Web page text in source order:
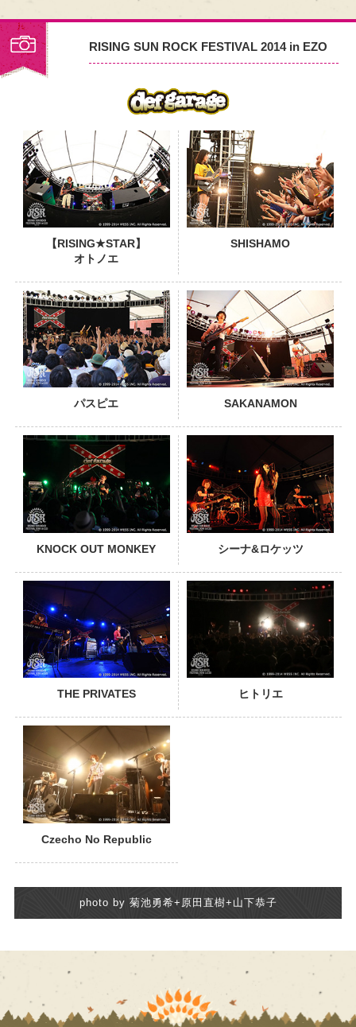
RISING SUN ROCK FESTIVAL 2014 in EZO
【RISING★STAR】
オトノエ
SHISHAMO
PHOTO
パスピエ SAKANAMON
PHOTO
KNOCK OUT MONKEY シーナ&ロケッツ
PHOTO
THE PRIVATES ヒトリエ
PHOTO
Czecho No Republic
photo by 菊池勇希+原田直樹+山下恭子